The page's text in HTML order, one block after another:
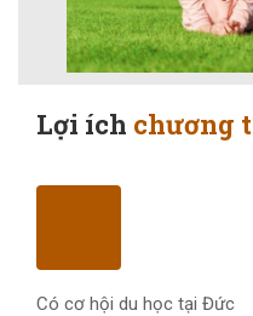
Lợi ích chương
Có cơ hội du học tại Đức